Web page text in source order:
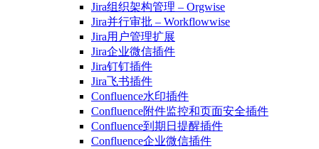
Jira组织架构管理 – Orgwise
Jira并行审批 – Workflowwise
Jira用户管理扩展
Jira企业微信插件
Jira钉钉插件
Jira飞书插件
Confluence水印插件
Confluence附件监控和页面安全插件
Confluence到期日提醒插件
Confluence企业微信插件